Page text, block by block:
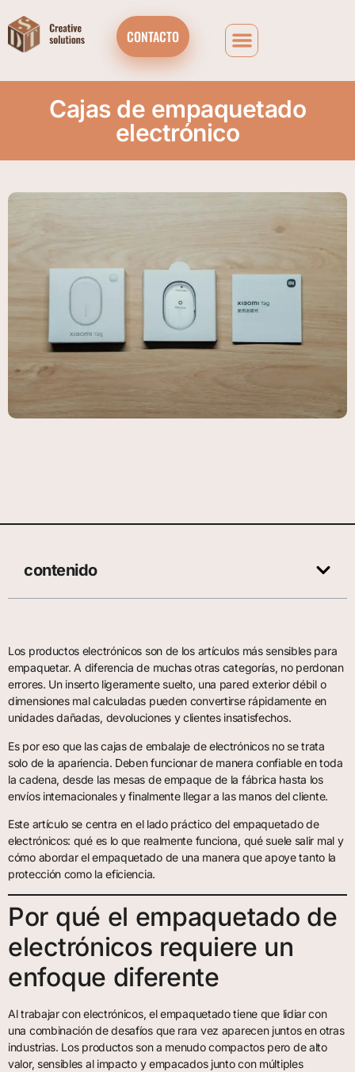
CONTACTO
Cajas de empaquetado
electrónico
contenido
Los productos electrónicos son de los artículos más sensibles para
empaquetar. A diferencia de muchas otras categorías, no perdonan
errores. Un inserto ligeramente suelto, una pared exterior débil o
dimensiones mal calculadas pueden convertirse rápidamente en
unidades dañadas, devoluciones y clientes insatisfechos.
Es por eso que las cajas de embalaje de electrónicos no se trata
solo de la apariencia. Deben funcionar de manera confiable en toda
la cadena, desde las mesas de empaque de la fábrica hasta los
envíos internacionales y finalmente llegar a las manos del cliente.
Este artículo se centra en el lado práctico del empaquetado de
electrónicos: qué es lo que realmente funciona, qué suele salir mal y
cómo abordar el empaquetado de una manera que apoye tanto la
protección como la eficiencia.
Por qué el empaquetado de
electrónicos requiere un
enfoque diferente
Al trabajar con electrónicos, el empaquetado tiene que lidiar con
una combinación de desafíos que rara vez aparecen juntos en otras
industrias. Los productos son a menudo compactos pero de alto
valor, sensibles al impacto y empacados junto con múltiples